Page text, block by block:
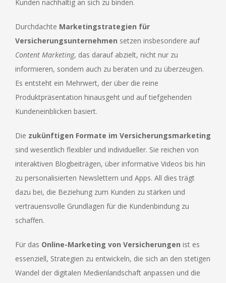
Kunden nachhaltig an sich zu binden.
Durchdachte Marketingstrategien für
Versicherungsunternehmen setzen insbesondere auf
Content Marketing, das darauf abzielt, nicht nur zu
informieren, sondern auch zu beraten und zu überzeugen.
Es entsteht ein Mehrwert, der über die reine
Produktpräsentation hinausgeht und auf tiefgehenden
Kundeneinblicken basiert.
Die zukünftigen Formate im Versicherungsmarketing
sind wesentlich flexibler und individueller. Sie reichen von
interaktiven Blogbeiträgen, über informative Videos bis hin
zu personalisierten Newslettern und Apps. All dies trägt
dazu bei, die Beziehung zum Kunden zu stärken und
vertrauensvolle Grundlagen für die Kundenbindung zu
schaffen.
Für das Online-Marketing von Versicherungen ist es
essenziell, Strategien zu entwickeln, die sich an den stetigen
Wandel der digitalen Medienlandschaft anpassen und die